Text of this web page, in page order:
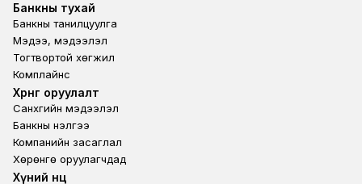
Footer
Банкны тухай
Банкны танилцуулга
Мэдээ, мэдээлэл
Тогтвортой хөгжил
Комплайнс
Footer third
Хөрөнгө оруулалт
Санхүүгийн мэдээлэл
Банкны үнэлгээ
Компанийн засаглал
Хөрөнгө оруулагчдад
Footer second
Хүний нөөц